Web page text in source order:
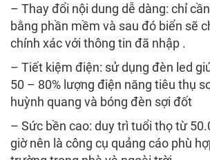
– Thay đổi nội dung dễ dàng: chỉ
bằng phần mềm và sau đó biển sẽ
chính xác với thông tin đã nhập .
– Tiết kiệm điện: sử dụng đèn led
50 – 80% lượng điện năng tiêu thụ
huỳnh quang và bóng đèn sợi đốt
– Sức bền cao: duy trì tuổi thọ từ
giờ nên là công cụ quảng cáo phù